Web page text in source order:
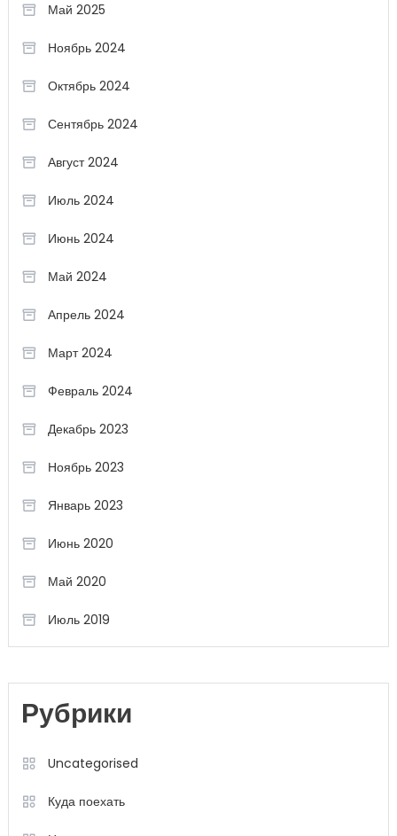
Май 2025
Ноябрь 2024
Октябрь 2024
Сентябрь 2024
Август 2024
Июль 2024
Июнь 2024
Май 2024
Апрель 2024
Март 2024
Февраль 2024
Декабрь 2023
Ноябрь 2023
Январь 2023
Июнь 2020
Май 2020
Июль 2019
Рубрики
Uncategorised
Куда поехать